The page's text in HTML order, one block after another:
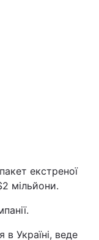
екстреної
мільйони.
в Україні, веде